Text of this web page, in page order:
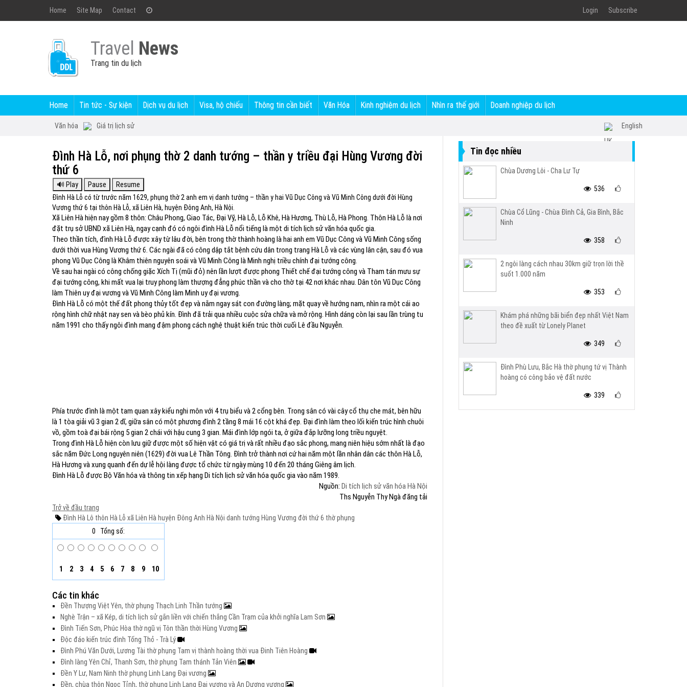
Home Site Map Contact Login Subscribe
Travel News
Trang tin du lịch
Home Tin tức - Sự kiện Dịch vụ du lịch Visa, hộ chiếu Thông tin cần biết Văn Hóa Kinh nghiệm du lịch Nhìn ra thế giới Doanh nghiệp du lịch
Văn hóa Giá trị lịch sử English
Đình Hà Lỗ, nơi phụng thờ 2 danh tướng – thần y triều đại Hùng Vương đời
thứ 6
Đình Hà Lỗ có từ trước năm 1629, phụng thờ 2 anh em vị danh tướng – thần y hai Vũ Dục Công và Vũ Minh Công dưới đời Hùng
Vương thứ 6 tại thôn Hà Lỗ, xã Liên Hà, huyện Đông Anh, Hà Nội.
Xã Liên Hà hiện nay gồm 8 thôn: Châu Phong, Giao Tác, Đại Vỹ, Hà Lỗ, Lỗ Khê, Hà Hương, Thù Lỗ, Hà Phong. Thôn Hà Lỗ là nơi
đặt trụ sở UBND xã Liên Hà, ngay cạnh đó có ngôi đình Hà Lỗ nổi tiếng là một di tích lịch sử văn hóa quốc gia.
Theo thần tích, đình Hà Lỗ được xây từ lâu đời, bên trong thờ thành hoàng là hai anh em Vũ Dục Công và Vũ Minh Công sống
dưới thời vua Hùng Vương thứ 6. Các ngài đã có công dập tắt bệnh cứu dân trong trang Hà Lỗ và các vùng lân cận, sau đó vua
phong Vũ Dục Công là Khâm thiên nguyên soái và Vũ Minh Công là Minh nghị triều chính đại tướng công.
Về sau hai ngài có công chống giặc Xích Tị (mũi đỏ) nên lần lượt được phong Thiết chế đại tướng công và Tham tán mưu sự
đại tướng công, khi mất vua lại truy phong làm thượng đẳng phúc thần và cho thờ tại 42 nơi khác nhau. Dân tôn Vũ Dục Công
làm Thiên uy đại vương và Vũ Minh Công làm Minh uy đại vương.
Đình Hà Lỗ có một thế đất phong thủy tốt đẹp và nằm ngay sát con đường làng; mặt quay về hướng nam, nhìn ra một cái ao
rộng hình chữ nhật nay sen và bèo phủ kín. Đình đã trải qua nhiều cuộc sửa chữa và mở rộng. Hình dáng còn lại sau lần trùng tu
năm 1991 cho thấy ngôi đình mang đậm phong cách nghệ thuật kiến trúc thời cuối Lê đầu Nguyễn.
Phía trước đình là một tam quan xây kiểu nghi môn với 4 trụ biểu và 2 cổng bên. Trong sân có vài cây cổ thụ che mát, bên hữu
là 1 tòa giải vũ 3 gian 2 dĩ, giữa sân có một phương đình 2 tầng 8 mái 16 cột khá đẹp. Đại đình làm theo lối kiến trúc hình chuôi
vồ, gồm toà đại bái rộng 5 gian 2 chái với hậu cung 3 gian. Mái đình lớp ngói ta, ở giữa đắp lưỡng long triều nguyệt.
Trong đình Hà Lỗ hiện còn lưu giữ được một số hiện vật có giá trị và rất nhiều đạo sắc phong, mang niên hiệu sớm nhất là đạo
sắc năm Đức Long nguyên niên (1629) đời vua Lê Thần Tông. Đình trở thành nơi cứ hai năm một lần nhân dân các thôn Hà Lỗ,
Hà Hương và xung quanh đến dự lễ hội làng được tổ chức từ ngày mùng 10 đến 20 tháng Giêng âm lịch.
Đình Hà Lỗ được Bộ Văn hóa và thông tin xếp hạng Di tích lịch sử văn hóa quốc gia vào năm 1989.
Nguồn: Di tích lịch sử văn hóa Hà Nội
Ths Nguyễn Thy Ngà đăng tải
Trở về đầu trang
Đình Hà Lô thôn Hà Lỗ xã Liên Hà huyện Đông Anh Hà Nội danh tướng Hùng Vương đời thứ 6 thờ phụng
0
Tổng số:
1 2 3 4 5 6 7 8 9 10
Các tin khác
Đền Thượng Việt Yên, thờ phụng Thạch Linh Thần tướng
Nghè Trận – xã Kép, di tích lịch sử gắn liền với chiến thắng Cần Trạm của khởi nghĩa Lam Sơn
Đình Tiến Sơn, Phúc Hòa thờ ngũ vị Tôn thần thời Hùng Vương
Độc đáo kiến trúc đình Tống Thỏ - Trà Lý
Đình Phú Văn Dưới, Lương Tài thờ phụng Tam vị thành hoàng thời vua Đinh Tiên Hoàng
Đình làng Yên Chỉ, Thanh Sơn, thờ phụng Tam thánh Tản Viên
Đền Y Lư, Nam Ninh thờ phụng Linh Lang Đại vương
Đền, chùa thôn Ngọc Tỉnh, thờ phụng Linh Lang Đại vương và An Dương vương
Tin đọc nhiều
Chùa Dương Lôi - Cha Lư Tự
536
Chùa Cổ Lũng - Chùa Đình Cả, Gia Bình, Bắc
Ninh
358
2 ngôi làng cách nhau 30km giữ trọn lời thề
suốt 1.000 năm
353
Khám phá những bãi biển đẹp nhất Việt Nam
theo đề xuất từ Lonely Planet
349
Đình Phù Lưu, Bắc Hà thờ phụng tứ vị Thành
hoàng có công bảo vệ đất nước
339